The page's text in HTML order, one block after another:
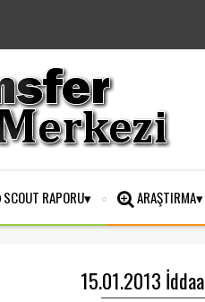
SCOUT RAPORU ARAŞTIRMA
15.01.2013